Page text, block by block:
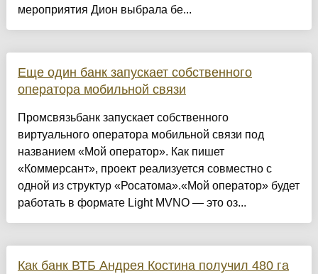
мероприятия Дион выбрала бе...
Еще один банк запускает собственного
оператора мобильной связи
Промсвязьбанк запускает собственного
виртуального оператора мобильной связи под
названием «Мой оператор». Как пишет
«Коммерсант», проект реализуется совместно с
одной из структур «Росатома».«Мой оператор» будет
работать в формате Light MVNO — это оз...
Как банк ВТБ Андрея Костина получил 480 га